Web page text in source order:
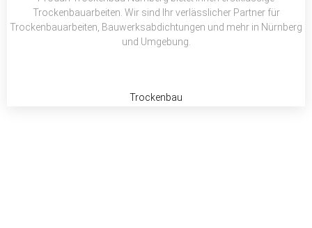
Trockenbauarbeiten. Wir sind Ihr verlässlicher Partner für
Trockenbauarbeiten, Bauwerksabdichtungen und mehr in Nürnberg
und Umgebung.
Trockenbau